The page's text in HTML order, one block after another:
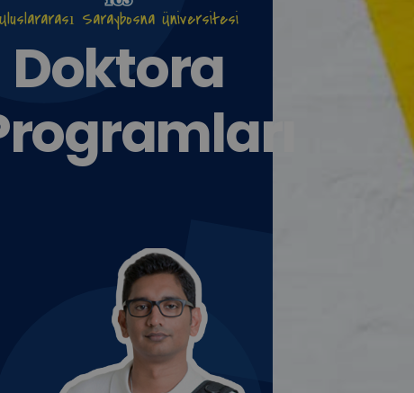
Uluslararası Saraybosna Üniversitesi
Doktora